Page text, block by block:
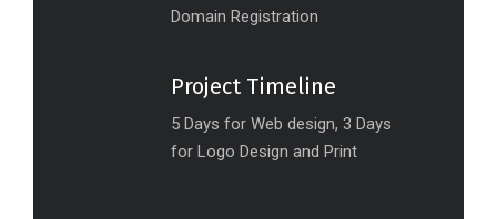
Domain Registration
Project Timeline
5 Days for Web design, 3 Days
for Logo Design and Print